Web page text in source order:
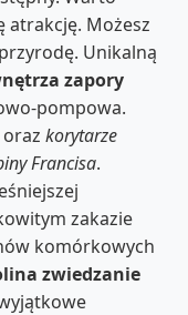
atrakcję. Możesz
Unikalną
zapory
pompowa.
oraz korytarze
Francisa.
zakazie
komórkowych
zwiedzanie